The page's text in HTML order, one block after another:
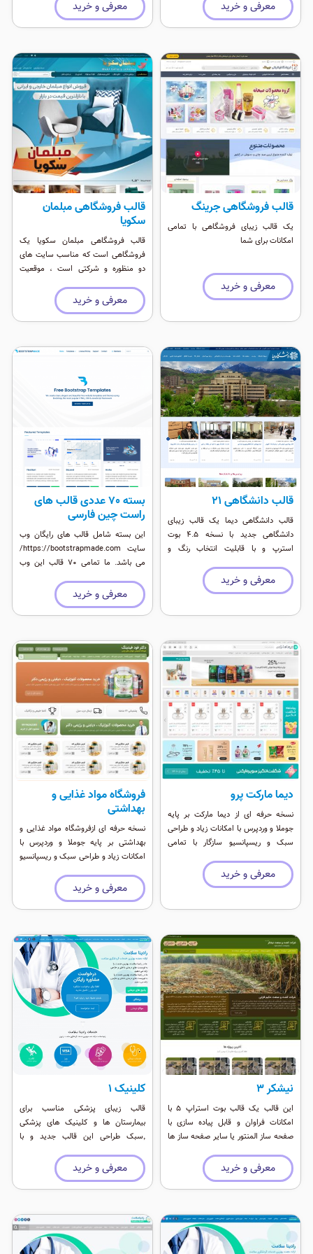
باشد.
معرفی و خرید معرفی و خرید
قالب فروشگاهی جرینگ
یک قالب زیبای فروشگاهی با تمامی
امکانات برای شما
معرفی و خرید
قالب فروشگاهی مبلمان
سکویا
قالب فروشگاهی مبلمان سکویا یک
فروشگاهی است که مناسب سایت های
دو منظوره و شرکتی است ، موقعیت
حرفه ای بهمراه فروشگاه بهترین انتخاب
برای وب سایت است.
معرفی و خرید
قالب دانشگاهی 21
قالب دانشگاهی دیما یک قالب زیبای
دانشگاهی جدید با نسخه 4.5 بوت
استرپ و با قابلیت انتخاب رنگ و
معرفی و خرید
بسته 70 عددی قالب های
راست چین فارسی
این بسته شامل قالب های رایگان وب
سایت https://bootstrapmade.com/
می باشد. ما تمامی 70 قالب این وب
کردیم. شما میتوانید کل این پکیج را یکجا
خرید کنید. هزینه تبدیل این قالب ها هر
کدام 400 تومان است برای جوملا و
مبلغ 400 تومان برای هر قالب نسخه
جوملا یا وردپرس را تحویل بگیرید. زمان
ساعت می باشد.
معرفی و خرید
دیما مارکت پرو
نسخه حرفه ای از دیما مارکت بر پایه
جوملا و وردپرس با امکانات زیاد و طراحی
سبک و ریسپانسیو سازگار با تمامی
معرفی و خرید
فروشگاه مواد غذایی و
بهداشتی
نسخه حرفه ای ازفروشگاه مواد غذایی و
بهداشتی بر پایه جوملا و وردپرس با
امکانات زیاد و طراحی سبک و ریسپانسیو
معرفی و خرید
نیشکر ۳
این قالب یک قالب بوت استراپ ۵ با
امکانات فراوان و قابل پیاده سازی با
صفحه ساز المنتور یا سایر صفحه ساز ها
از رنگ های زنده استفاده شود البته این
قالب امکان تغییر رنگ از پنل مدیریت را
داراست.
معرفی و خرید
کلینیک ۱
قالب زیبای پزشکی مناسب برای
بیمارستان ها و کلینیک های پزشکی
٬‌سبک طراحی این قالب جدید و با
شده است.معرفی و خرید